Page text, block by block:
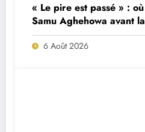
« Le pire est passé » :
Samu Aghehowa avant
Porto ?
6 Août 2026